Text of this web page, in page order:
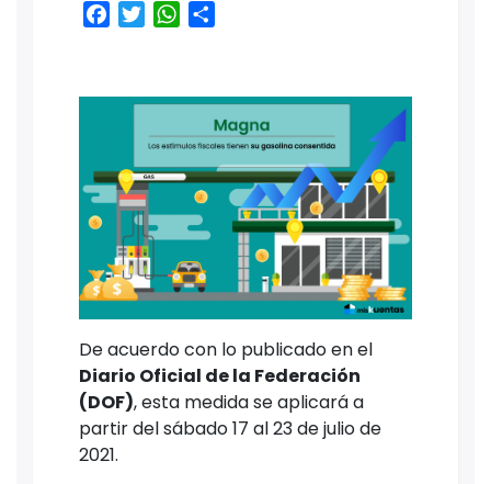
Facebook
TwitterWhatsApp
De acuerdo con lo publicado en el
Diario Oficial de la Federación
(DOF), esta medida se aplicará a
partir del sábado 17 al 23 de julio de
2021.